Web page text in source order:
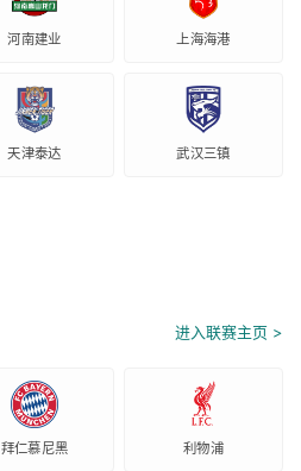
河南建业 上海海港
天津泰达 武汉三镇
进入联赛主页 >
拜仁慕尼黑 利物浦